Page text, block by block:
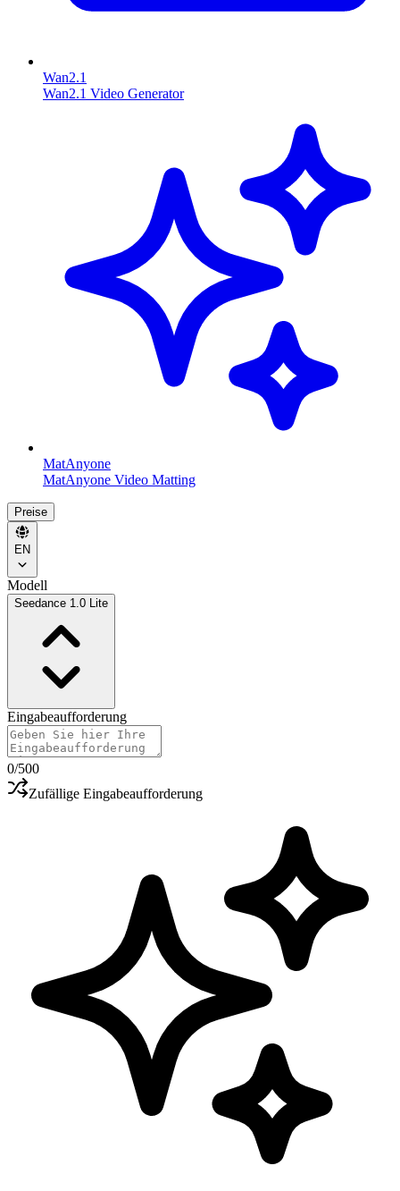
Wan2.1
Wan2.1 Video Generator
MatAnyone
MatAnyone Video Matting
Preise
EN
Modell
Seedance 1.0 Lite
Eingabeaufforderung
0/500
Zufällige Eingabeaufforderung